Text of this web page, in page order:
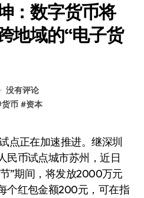
：数字货币将
地域的“电子货
没有评论
货币 #资本
民币试点城市苏州，近日
”期间，将发放2000万元
个红包金额200元，可在指